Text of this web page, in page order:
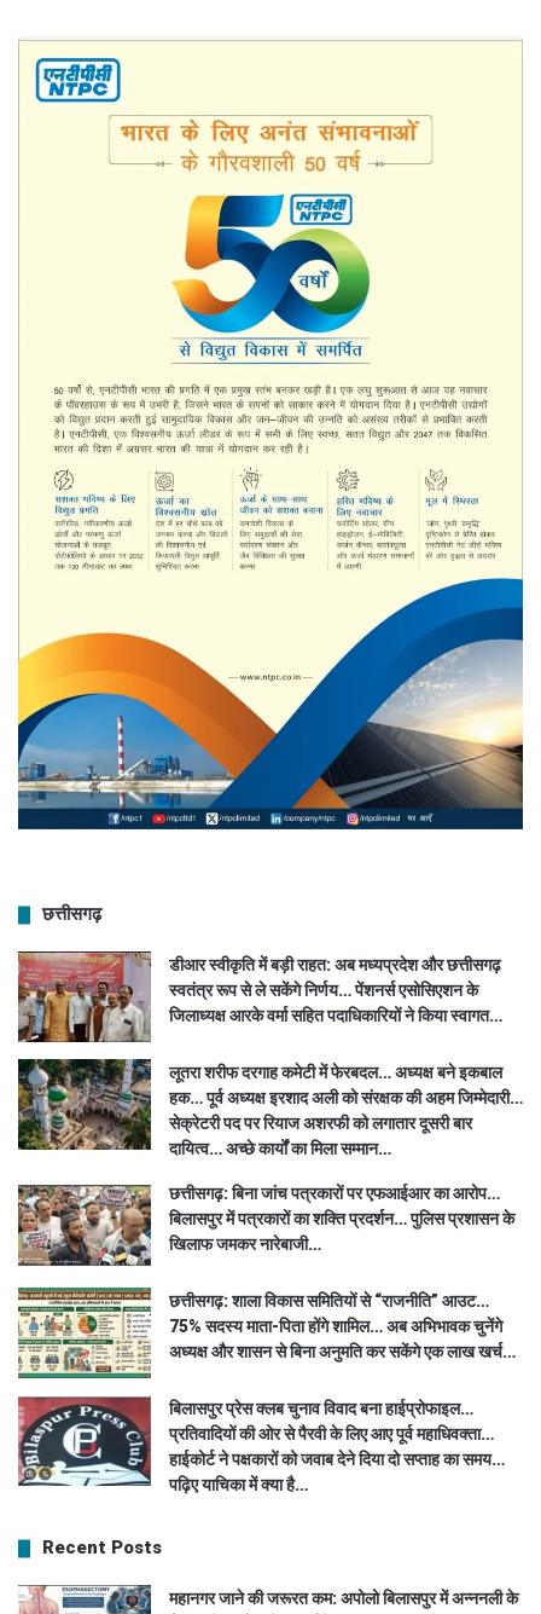
छत्तीसगढ़
डीआर स्वीकृति में बड़ी राहत: अब मध्यप्रदेश और छत्तीसगढ़
स्वतंत्र रूप से ले सकेंगे निर्णय… पेंशनर्स एसोसिएशन के
जिलाध्यक्ष आरके वर्मा सहित पदाधिकारियों ने किया स्वागत…
लूतरा शरीफ दरगाह कमेटी में फेरबदल… अध्यक्ष बने इकबाल
हक… पूर्व अध्यक्ष इरशाद अली को संरक्षक की अहम जिम्मेदारी…
सेक्रेटरी पद पर रियाज अशरफी को लगातार दूसरी बार
दायित्व… अच्छे कार्यों का मिला सम्मान…
छत्तीसगढ़: बिना जांच पत्रकारों पर एफआईआर का आरोप…
बिलासपुर में पत्रकारों का शक्ति प्रदर्शन… पुलिस प्रशासन के
खिलाफ जमकर नारेबाजी…
छत्तीसगढ़: शाला विकास समितियों से “राजनीति” आउट…
75% सदस्य माता-पिता होंगे शामिल… अब अभिभावक चुनेंगे
अध्यक्ष और शासन से बिना अनुमति कर सकेंगे एक लाख खर्च…
बिलासपुर प्रेस क्लब चुनाव विवाद बना हाईप्रोफाइल…
प्रतिवादियों की ओर से पैरवी के लिए आए पूर्व महाधिवक्ता…
हाईकोर्ट ने पक्षकारों को जवाब देने दिया दो सप्ताह का समय…
पढ़िए याचिका में क्या है…
Recent Posts
महानगर जाने की जरूरत कम: अपोलो बिलासपुर में अन्ननली के